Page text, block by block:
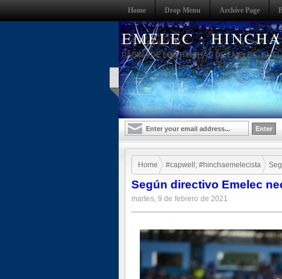
Home Drop Menu Archive Page
EMELEC :
PÁGINA DE LOS HINCHAS DE EMELEC.
Home #capwell; #hinchaemelecista
Según directivo Emelec
martes, 9 de febrero de 2021